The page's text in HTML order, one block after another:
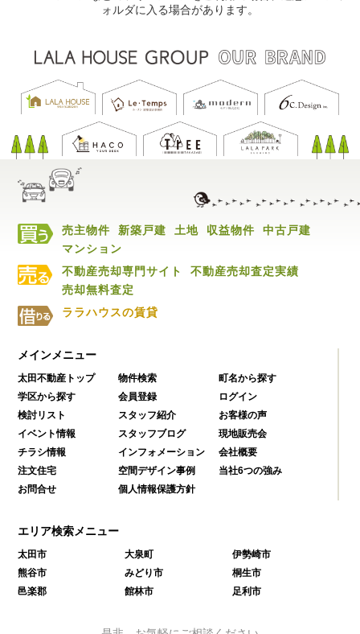
ォルダに入る場合があります。
売主物件 新築戸建 土地 収益物件
中古戸建
マンション
不動産売却専門サイト
不動産売却査定実績
売却無料査定
ララハウスの賃貸
メインメニュー
太田不動産トップ 物件検索
町名から探す
学区から探す
会員登録
ログイン
検討リスト
スタッフ紹介
お客様の声
イベント情報
スタッフブログ
現地販売会
チラシ情報
インフォメーション
会社概要
注文住宅
空間デザイン事例
当社6つの強み
お問合せ
個人情報保護方針
エリア検索メニュー
太田市 大泉町
伊勢崎市
熊谷市
みどり市
桐生市
邑楽郡
館林市 足利市